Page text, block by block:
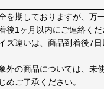
を期しておりますが、万
後1ヶ月以内にご連絡くだ
ズ違いは、商品到着後7
外の商品については、未
めご了承ください。